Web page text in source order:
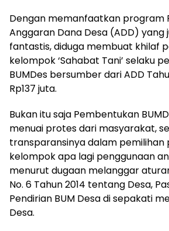
Dengan memanfaatkan program
Anggaran Dana Desa (ADD) yang
fantastis, diduga membuat khilaf
kelompok ‘Sahabat Tani’ selaku
BUMDes bersumber dari ADD
Rp137 juta.
Bukan itu saja Pembentukan
menuai protes dari masyarakat,
transparansinya dalam pemilihan
kelompok apa lagi penggunaan
menurut dugaan melanggar
No. 6 Tahun 2014 tentang Desa,
Pendirian BUM Desa di sepakati
Desa.